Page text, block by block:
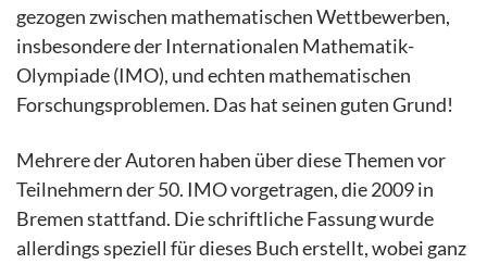
gezogen zwischen mathematischen Wettbewerben,
insbesondere der Internationalen Mathematik-
Olympiade (IMO), und echten mathematischen
Forschungsproblemen. Das hat seinen guten Grund!
Mehrere der Autoren haben über diese Themen vor
Teilnehmern der 50. IMO vorgetragen, die 2009 in
Bremen stattfand. Die schriftliche Fassung wurde
allerdings speziell für dieses Buch erstellt, wobei ganz